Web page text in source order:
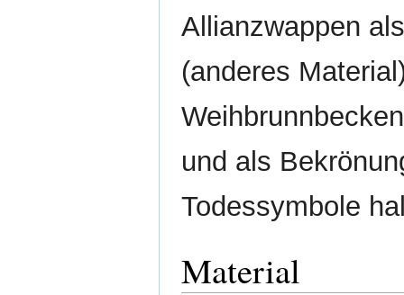
Allianzwappen
(anderes
und als
Todessymbole
Material